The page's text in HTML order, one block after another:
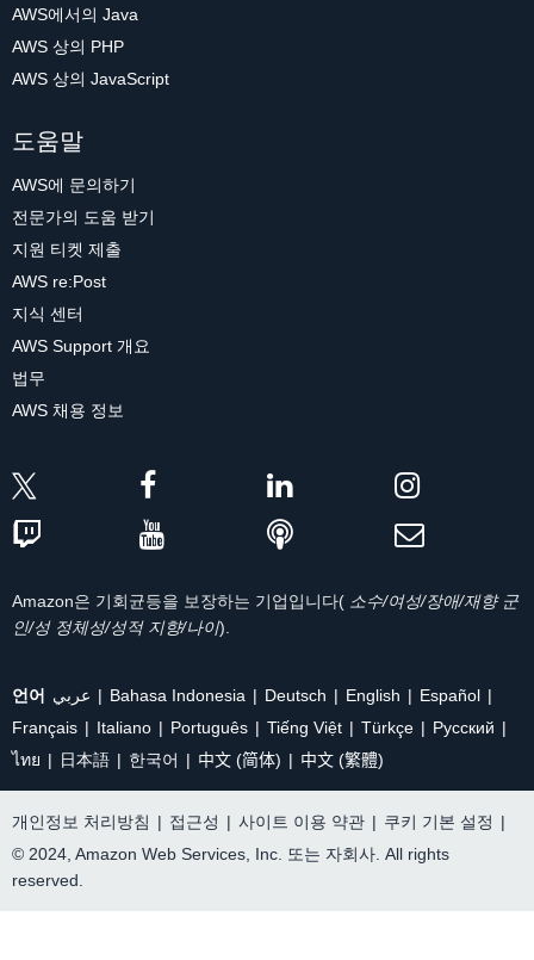
AWS에서의 Java
AWS 상의 PHP
AWS 상의 JavaScript
도움말
AWS에 문의하기
전문가의 도움 받기
지원 티켓 제출
AWS re:Post
지식 센터
AWS Support 개요
법무
AWS 채용 정보
Amazon은 기회균등을 보장하는 기업입니다( 소수/여성/장애/재향 군
인/성 정체성/성적 지향/나이).
언어 عربي Bahasa Indonesia Deutsch English
Español
Français
Italiano Português Tiếng Việt Türkçe
Ρусский
ไทย
日本語 한국어 中文 (简体) 中文 (繁體)
개인정보 처리방침 | 접근성 | 사이트 이용 약관 | 쿠키 기본 설정 |
© 2024, Amazon Web Services, Inc. 또는 자회사. All rights
reserved.